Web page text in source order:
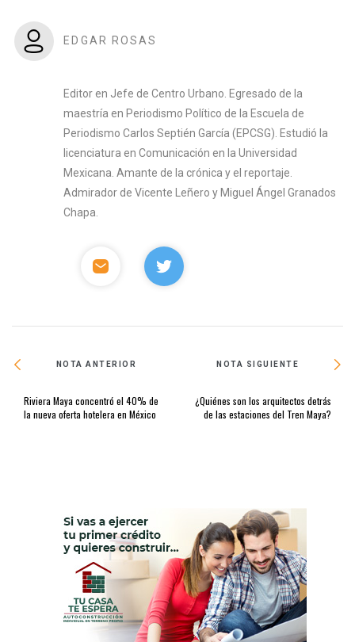
EDGAR ROSAS
Editor en Jefe de Centro Urbano. Egresado de la
maestría en Periodismo Político de la Escuela de
Periodismo Carlos Septién García (EPCSG). Estudió la
licenciatura en Comunicación en la Universidad
Mexicana. Amante de la crónica y el reportaje.
Admirador de Vicente Leñero y Miguel Ángel Granados
Chapa.
NOTA ANTERIOR
Riviera Maya concentró el 40% de
la nueva oferta hotelera en México
NOTA SIGUIENTE
¿Quiénes son los arquitectos detrás
de las estaciones del Tren Maya?